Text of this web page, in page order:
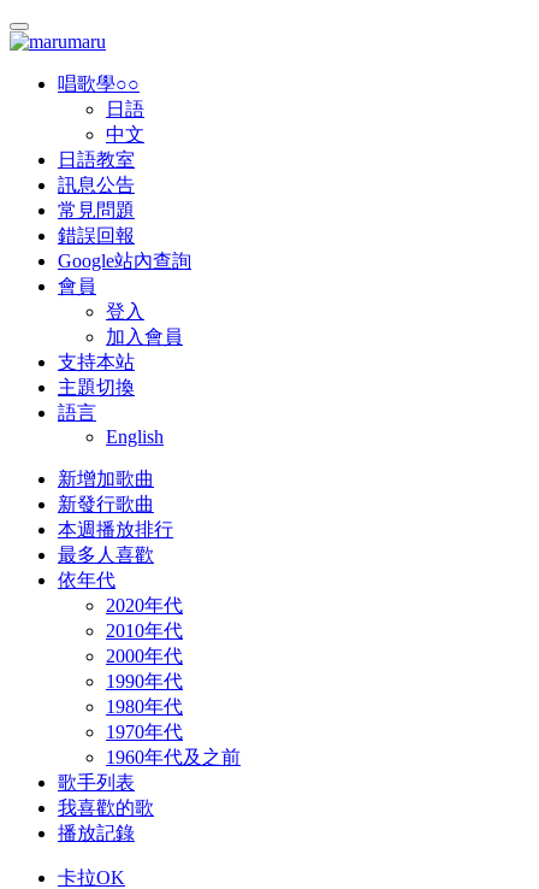
唱歌學○○
日語
中文
日語教室
訊息公告
常見問題
錯誤回報
Google站內查詢
會員
登入
加入會員
支持本站
主題切換
語言
English
新增加歌曲
新發行歌曲
本週播放排行
最多人喜歡
依年代
2020年代
2010年代
2000年代
1990年代
1980年代
1970年代
1960年代及之前
歌手列表
我喜歡的歌
播放記錄
卡拉OK